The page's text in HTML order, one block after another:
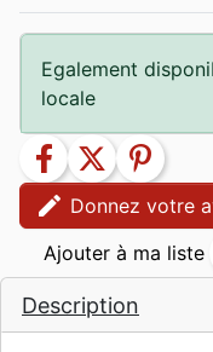
Description
Egalement
locale
facebook twitter
pinterest
edit Donnez votre